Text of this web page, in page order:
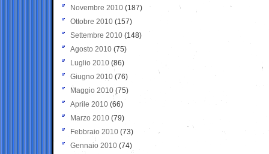
Novembre 2010 (187)
Ottobre 2010 (157)
Settembre 2010 (148)
Agosto 2010 (75)
Luglio 2010 (86)
Giugno 2010 (76)
Maggio 2010 (75)
Aprile 2010 (66)
Marzo 2010 (79)
Febbraio 2010 (73)
Gennaio 2010 (74)